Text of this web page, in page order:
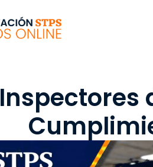
Inspectores